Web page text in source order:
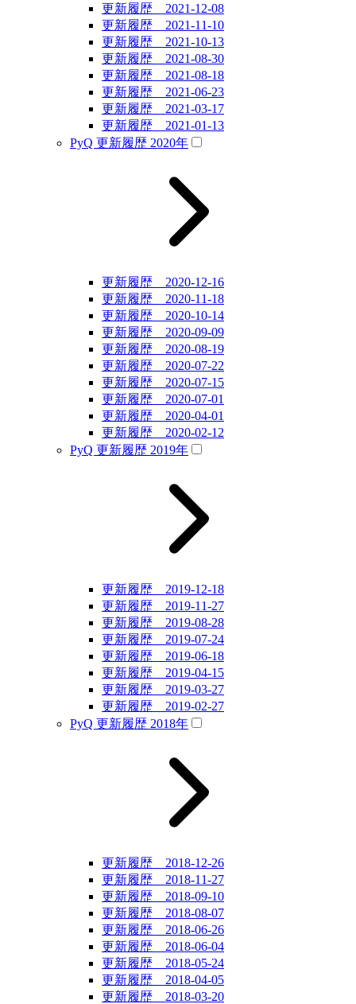
更新履歴 2021-12-08
更新履歴 2021-11-10
更新履歴 2021-10-13
更新履歴 2021-08-30
更新履歴 2021-08-18
更新履歴 2021-06-23
更新履歴 2021-03-17
更新履歴 2021-01-13
PyQ 更新履歴 2020年
更新履歴 2020-12-16
更新履歴 2020-11-18
更新履歴 2020-10-14
更新履歴 2020-09-09
更新履歴 2020-08-19
更新履歴 2020-07-22
更新履歴 2020-07-15
更新履歴 2020-07-01
更新履歴 2020-04-01
更新履歴 2020-02-12
PyQ 更新履歴 2019年
更新履歴 2019-12-18
更新履歴 2019-11-27
更新履歴 2019-08-28
更新履歴 2019-07-24
更新履歴 2019-06-18
更新履歴 2019-04-15
更新履歴 2019-03-27
更新履歴 2019-02-27
PyQ 更新履歴 2018年
更新履歴 2018-12-26
更新履歴 2018-11-27
更新履歴 2018-09-10
更新履歴 2018-08-07
更新履歴 2018-06-26
更新履歴 2018-06-04
更新履歴 2018-05-24
更新履歴 2018-04-05
更新履歴 2018-03-20